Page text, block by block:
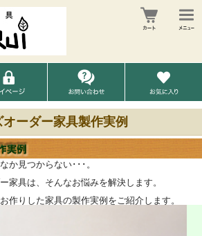
ーダー家具製作実例
か見つからない･･･。
家具は、そんなお悩みを解決します。
作りした家具の製作実例をご紹介します。